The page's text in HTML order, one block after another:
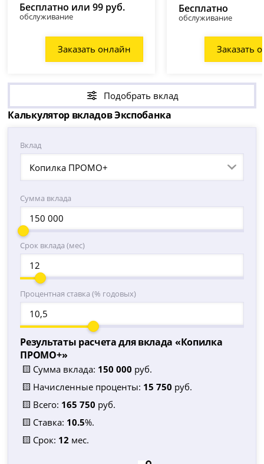
Бесплатно или 99 руб.
обслуживание
Заказать онлайн
Бесплатно
обслуживание
Заказать
Подобрать вклад
Калькулятор вкладов Экспобанка
Вклад
Копилка ПРОМО+
Сумма вклада
Срок вклада (мес)
Процентная ставка (% годовых)
Результаты расчета для вклада «Копилка
ПРОМО+»
🟨 Сумма вклада: 150 000 руб.
🟨 Начисленные проценты: 15 750 руб.
🟨 Всего: 165 750 руб.
🟨 Ставка: 10.5%.
🟨 Срок: 12 мес.